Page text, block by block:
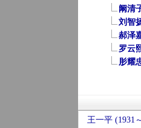
阚清
刘智
郝泽
罗云
肜耀
王一平 (1931